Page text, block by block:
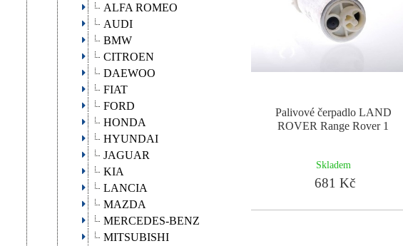
ALFA ROMEO
AUDI
BMW
CITROEN
DAEWOO
FIAT
FORD
HONDA
HYUNDAI
JAGUAR
KIA
LANCIA
MAZDA
MERCEDES-BENZ
MITSUBISHI
Palivové čerpadlo LAND
ROVER Range Rover 1
Skladem
681 Kč